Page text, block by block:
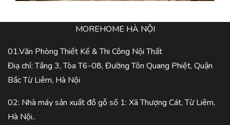
MOREHOME HÀ NỘI
01.Văn Phòng Thiết Kế & Thi Công Nội Thất
Điạ chỉ: Tầng 3, Tòa T6-08, Đường Tôn Quang Phiệt, Quận
Bắc Từ Liêm, Hà Nội
02: Nhà máy sản xuất đồ gỗ số 1: Xã Thượng Cát, Từ Liêm,
Hà Nội..